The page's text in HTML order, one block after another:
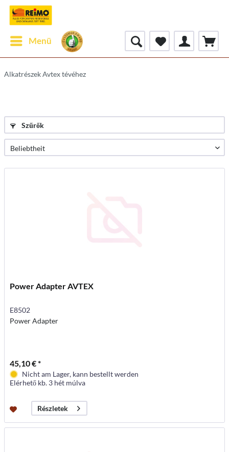
Menü
Alkatrészek Avtex tévéhez
Szűrők
Power Adapter AVTEX
E8502
Power Adapter
45,10 € *
Nicht am Lager, kann bestellt werden
Elérhető kb. 3 hét múlva
Részletek